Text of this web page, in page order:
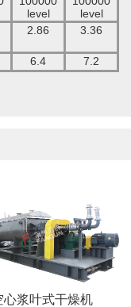
level
level
2.86 3.36
6.4 7.2
心浆叶式干燥机